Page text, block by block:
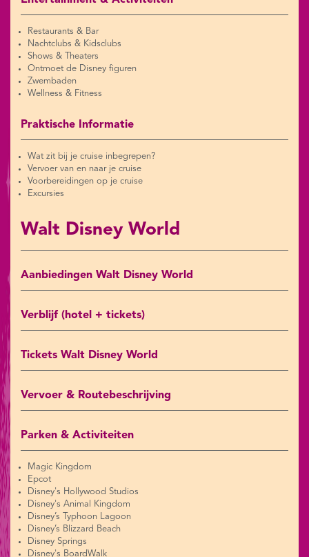
Restaurants & Bar
Nachtclubs & Kidsclubs
Shows & Theaters
Ontmoet de Disney figuren
Zwembaden
Wellness & Fitness
Praktische Informatie
Wat zit bij je cruise inbegrepen?
Vervoer van en naar je cruise
Voorbereidingen op je cruise
Excursies
Walt Disney World
Aanbiedingen Walt Disney World
Verblijf (hotel + tickets)
Tickets Walt Disney World
Vervoer & Routebeschrijving
Parken & Activiteiten
Magic Kingdom
Epcot
Disney's Hollywood Studios
Disney's Animal Kingdom
Disney’s Typhoon Lagoon
Disney’s Blizzard Beach
Disney Springs
Disney's BoardWalk